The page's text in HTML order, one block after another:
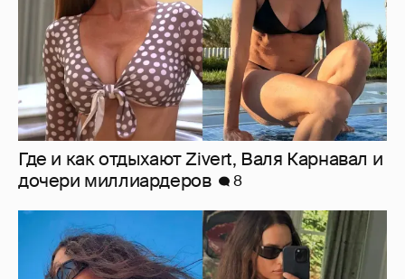
Где и как отдыхают Zivert, Валя Карнавал и
дочери миллиардеров
8